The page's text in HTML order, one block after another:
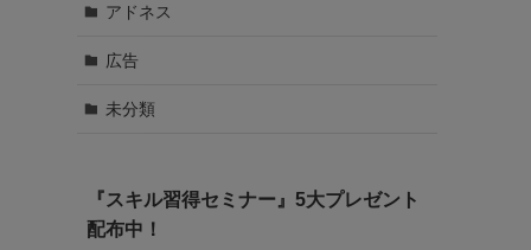
アドネス
広告
未分類
『スキル習得セミナー』5大プレゼント
配布中！